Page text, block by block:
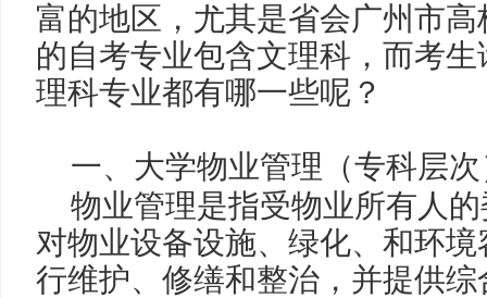
富的地区，尤其是省会广州市
的自考专业包含文理科，而考
理科专业都有哪一些呢？
一、 大学物业管理（专科层
物业管理是指受物业所有人
对物业设备设施、绿化、和环
行维护、修缮和整治，并提供